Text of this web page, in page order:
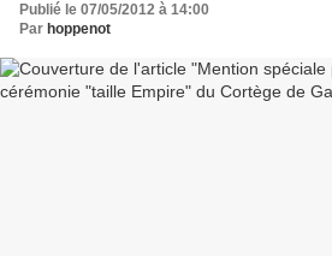
Publié le 07/05/2012 à 14:00
Par hoppenot